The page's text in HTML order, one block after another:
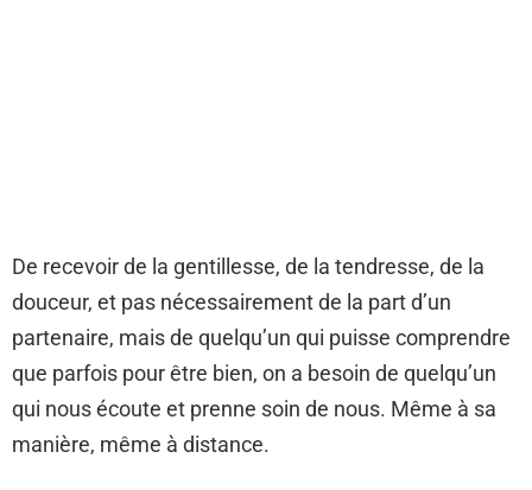
De recevoir de la gentillesse, de la tendresse, de la
douceur, et pas nécessairement de la part d’un
partenaire, mais de quelqu’un qui puisse comprendre
que parfois pour être bien, on a besoin de quelqu’un
qui nous écoute et prenne soin de nous. Même à sa
manière, même à distance.